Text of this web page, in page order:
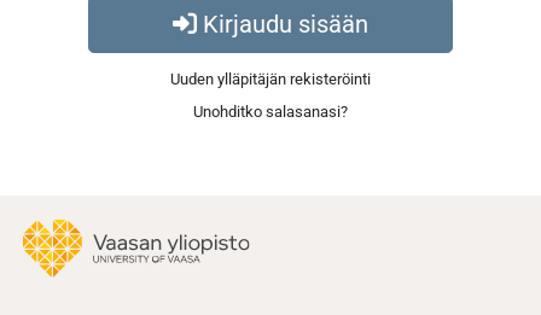
Kirjaudu sisään
Uuden ylläpitäjän rekisteröinti
Unohditko salasanasi?